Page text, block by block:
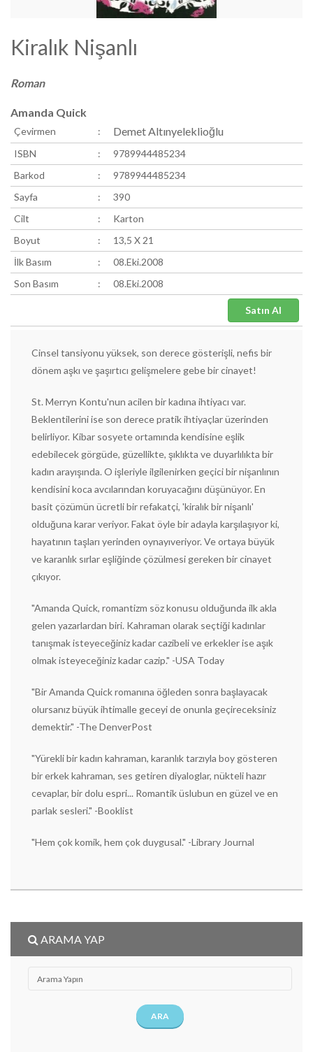
Kiralık Nişanlı
Roman
Amanda Quick
Çevirmen : Demet Altınyeleklioğlu
ISBN :
9789944485234
Barkod
:
9789944485234
Sayfa
:
390
Cilt
:
Karton
Boyut
:
13,5 X 21
İlk Basım
:
08.Eki.2008
Son Basım
: 08.Eki.2008
Cinsel tansiyonu yüksek, son derece gösterişli, nefis bir
dönem aşkı ve şaşırtıcı gelişmelere gebe bir cinayet!
St. Merryn Kontu'nun acilen bir kadına ihtiyacı var.
Beklentilerini ise son derece pratik ihtiyaçlar üzerinden
belirliyor. Kibar sosyete ortamında kendisine eşlik
edebilecek görgüde, güzellikte, şıklıkta ve duyarlılıkta bir
kadın arayışında. O işleriyle ilgilenirken geçici bir nişanlının
kendisini koca avcılarından koruyacağını düşünüyor. En
basit çözümün ücretli bir refakatçi, 'kiralık bir nişanlı'
olduğuna karar veriyor. Fakat öyle bir adayla karşılaşıyor ki,
hayatının taşları yerinden oynayıveriyor. Ve ortaya büyük
ve karanlık sırlar eşliğinde çözülmesi gereken bir cinayet
çıkıyor.
"Amanda Quick, romantizm söz konusu olduğunda ilk akla
gelen yazarlardan biri. Kahraman olarak seçtiği kadınlar
tanışmak isteyeceğiniz kadar cazibeli ve erkekler ise aşık
olmak isteyeceğiniz kadar cazip." -USA Today
"Bir Amanda Quick romanına öğleden sonra başlayacak
olursanız büyük ihtimalle geceyi de onunla geçireceksiniz
demektir." -The DenverPost
"Yürekli bir kadın kahraman, karanlık tarzıyla boy gösteren
bir erkek kahraman, ses getiren diyaloglar, nükteli hazır
cevaplar, bir dolu espri... Romantik üslubun en güzel ve en
parlak sesleri." -Booklist
"Hem çok komik, hem çok duygusal." -Library Journal
ARAMA YAP
ARA